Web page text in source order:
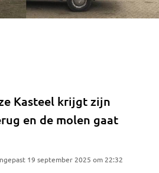
Kasteel krijgt zijn
en de molen gaat
19 september 2025 om 22:32